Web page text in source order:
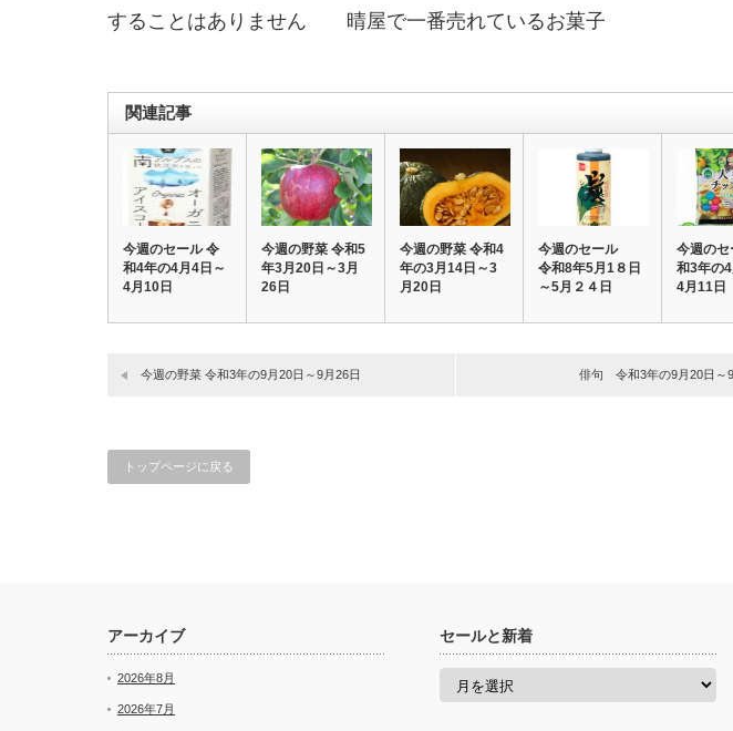
することはありません 晴屋で一番売れているお菓子
関連記事
今週のセール 令
和4年の4月4日～
4月10日
今週の野菜 令和5
年3月20日～3月
26日
今週の野菜 令和4
年の3月14日～3
月20日
今週のセール
令和8年5月1８日
～5月２４日
今週のセ
和3年の
4月11日
今週の野菜 令和3年の9月20日～9月26日 俳句 令和3年の9月20日～9
トップページに戻る
アーカイブ
2026年8月
2026年7月
セールと新着
セ